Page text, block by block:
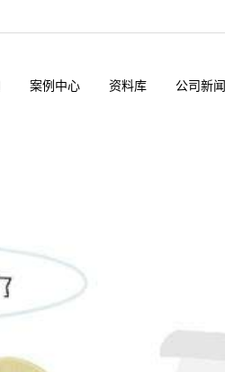
案例中心 资料库 公司新闻